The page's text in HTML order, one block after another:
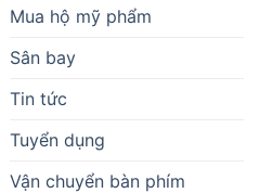
Mua hộ mỹ phẩm
Sân bay
Tin tức
Tuyển dụng
Vận chuyển bàn phím